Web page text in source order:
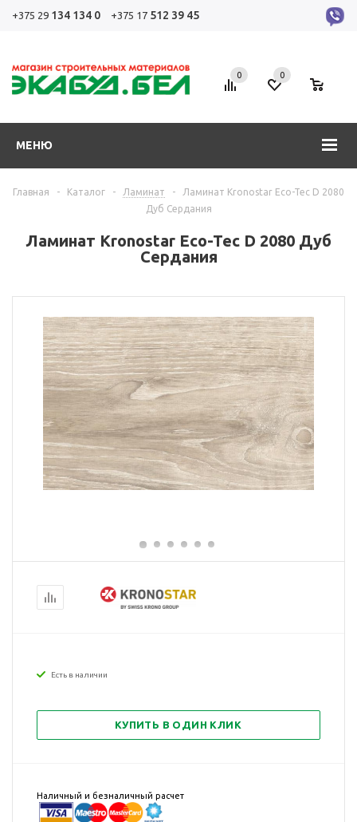
+375 29 134 134 0 +375 17 512 39 45
МЕНЮ
0 0
Главная - Каталог - Ламинат -
Ламинат Kronostar Eco-Tec D 2080
Дуб Сердания
Ламинат Kronostar Eco-Tec D 2080 Дуб
Сердания
Есть в наличии
КУПИТЬ В ОДИН КЛИК
Наличный и безналичный расчет